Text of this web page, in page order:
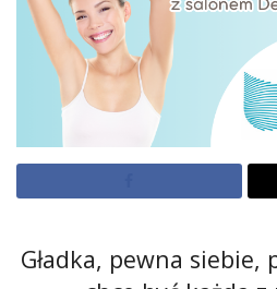
Gładka, pewna